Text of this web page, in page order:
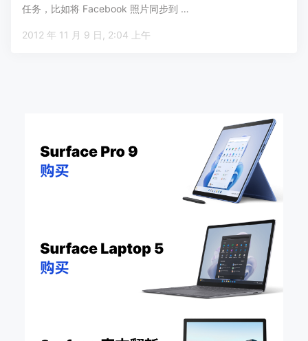
任务，比如将 Facebook 照片同步到 …
2012 年 11 月 9 日, 2:04 上午